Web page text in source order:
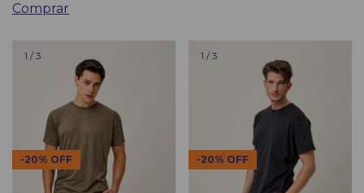
Comprar
1 / 3
-20% OFF
1 / 3
-20% OFF